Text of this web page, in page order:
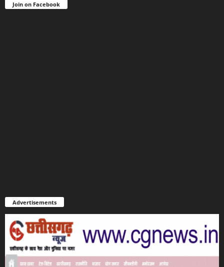
Join on Facebook
Advertisements